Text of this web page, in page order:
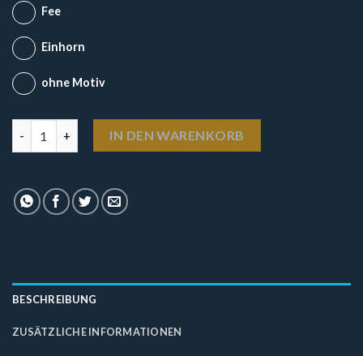
Fee
Einhorn
ohne Motiv
Glitzertasse "Neidische Blicke im Büro" Menge
IN DEN WARENKORB
BESCHREIBUNG
ZUSÄTZLICHE INFORMATIONEN